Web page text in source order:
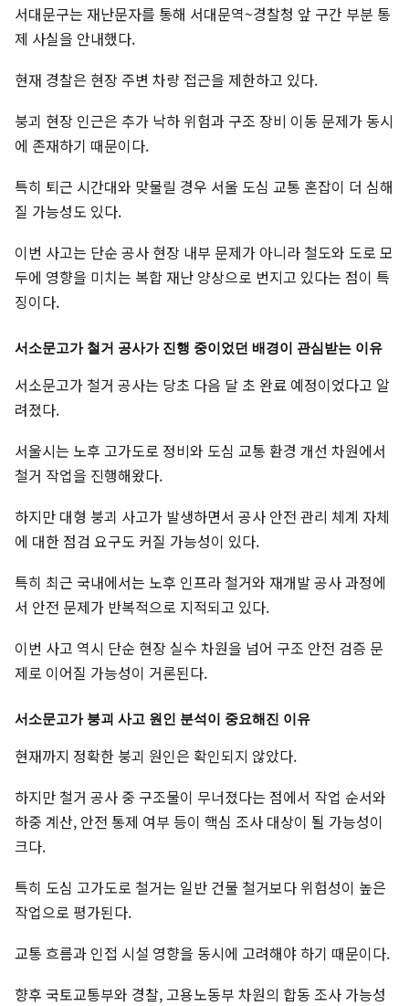
서대문구는 재난문자를 통해 서대문역~경찰청 앞 구간 부분 통
제 사실을 안내했다.
현재 경찰은 현장 주변 차량 접근을 제한하고 있다.
붕괴 현장 인근은 추가 낙하 위험과 구조 장비 이동 문제가 동시
에 존재하기 때문이다.
특히 퇴근 시간대와 맞물릴 경우 서울 도심 교통 혼잡이 더 심해
질 가능성도 있다.
이번 사고는 단순 공사 현장 내부 문제가 아니라 철도와 도로 모
두에 영향을 미치는 복합 재난 양상으로 번지고 있다는 점이 특
징이다.
서소문고가 철거 공사가 진행 중이었던 배경이 관심받는 이유
서소문고가 철거 공사는 당초 다음 달 초 완료 예정이었다고 알
려졌다.
서울시는 노후 고가도로 정비와 도심 교통 환경 개선 차원에서
철거 작업을 진행해왔다.
하지만 대형 붕괴 사고가 발생하면서 공사 안전 관리 체계 자체
에 대한 점검 요구도 커질 가능성이 있다.
특히 최근 국내에서는 노후 인프라 철거와 재개발 공사 과정에
서 안전 문제가 반복적으로 지적되고 있다.
이번 사고 역시 단순 현장 실수 차원을 넘어 구조 안전 검증 문
제로 이어질 가능성이 거론된다.
서소문고가 붕괴 사고 원인 분석이 중요해진 이유
현재까지 정확한 붕괴 원인은 확인되지 않았다.
하지만 철거 공사 중 구조물이 무너졌다는 점에서 작업 순서와
하중 계산, 안전 통제 여부 등이 핵심 조사 대상이 될 가능성이
크다.
특히 도심 고가도로 철거는 일반 건물 철거보다 위험성이 높은
작업으로 평가된다.
교통 흐름과 인접 시설 영향을 동시에 고려해야 하기 때문이다.
향후 국토교통부와 경찰, 고용노동부 차원의 합동 조사 가능성